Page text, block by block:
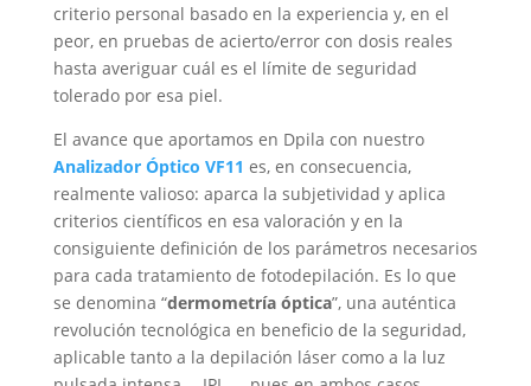
criterio personal basado en la experiencia y, en el
peor, en pruebas de acierto/error con dosis reales
hasta averiguar cuál es el límite de seguridad
tolerado por esa piel.
El avance que aportamos en Dpila con nuestro
Analizador Óptico VF11 es, en consecuencia,
realmente valioso: aparca la subjetividad y aplica
criterios científicos en esa valoración y en la
consiguiente definición de los parámetros necesarios
para cada tratamiento de fotodepilación. Es lo que
se denomina “dermometría óptica”, una auténtica
revolución tecnológica en beneficio de la seguridad,
aplicable tanto a la depilación láser como a la luz